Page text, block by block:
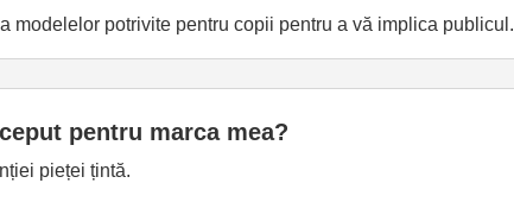
modelelor potrivite pentru copii pentru a vă implica publicul.
pentru marca mea?
pieței țintă.